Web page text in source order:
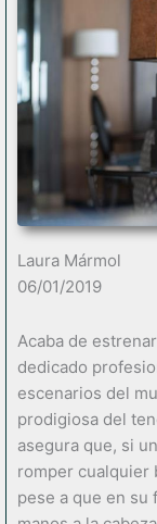
Laura Mármol
06/01/2019
Acaba de
dedicado
escenarios del
prodigiosa del
asegura que, si
romper cualquier
pese a que en su